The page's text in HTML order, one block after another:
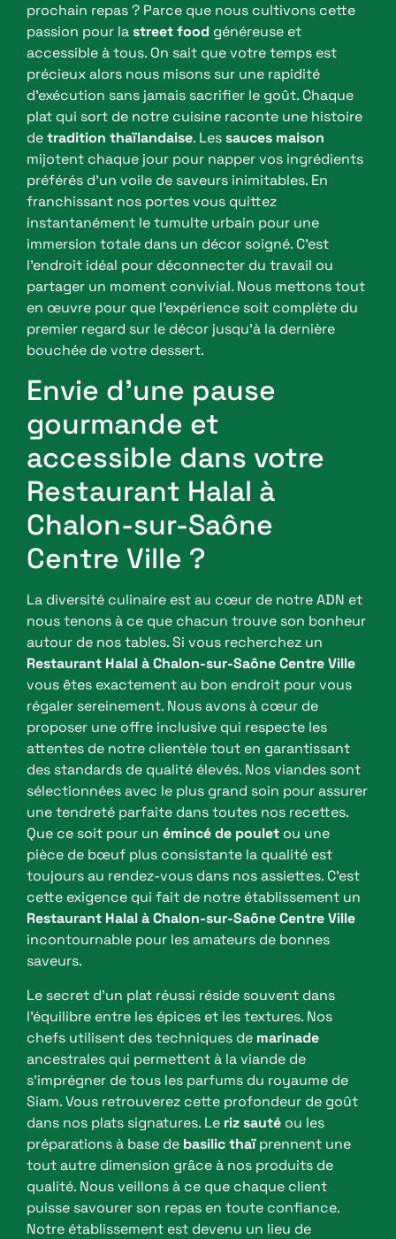
prochain repas ? Parce que nous cultivons cette
passion pour lastreet food généreuse et
accessible à tous. On sait que votre temps est
précieux alors nous misons sur une rapidité
d’exécution sans jamais sacrifier le goût. Chaque
plat qui sort de notre cuisine raconte une histoire
detradition thaïlandaise. Lessauces maison
mijotent chaque jour pour napper vos ingrédients
préférés d’un voile de saveurs inimitables. En
franchissant nos portes vous quittez
instantanément le tumulte urbain pour une
immersion totale dans un décor soigné. C’est
l’endroit idéal pour déconnecter du travail ou
partager un moment convivial. Nous mettons tout
en œuvre pour que l’expérience soit complète du
premier regard sur le décor jusqu’à la dernière
bouchée de votre dessert.
Envie d’une pause
gourmande et
accessible dans votre
Restaurant Halal à
Chalon-sur-Saône
Centre Ville ?
La diversité culinaire est au cœur de notre ADN et
nous tenons à ce que chacun trouve son bonheur
autour de nos tables. Si vous recherchez un
Restaurant Halal à Chalon-sur-Saône Centre Ville
vous êtes exactement au bon endroit pour vous
régaler sereinement. Nous avons à cœur de
proposer une offre inclusive qui respecte les
attentes de notre clientèle tout en garantissant
des standards de qualité élevés. Nos viandes sont
sélectionnées avec le plus grand soin pour assurer
une tendreté parfaite dans toutes nos recettes.
Que ce soit pour un émincé de poulet ou une
pièce de bœuf plus consistante la qualité est
toujours au rendez-vous dans nos assiettes. C’est
cette exigence qui fait de notre établissement un
Restaurant Halal à Chalon-sur-Saône Centre Ville
incontournable pour les amateurs de bonnes
saveurs.
Le secret d’un plat réussi réside souvent dans
l’équilibre entre les épices et les textures. Nos
chefs utilisent des techniques de marinade
ancestrales qui permettent à la viande de
s’imprégner de tous les parfums du royaume de
Siam. Vous retrouverez cette profondeur de goût
dans nos plats signatures. Le riz sauté ou les
préparations à base de basilic thaïprennent une
tout autre dimension grâce à nos produits de
qualité. Nous veillons à ce que chaque client
puisse savourer son repas en toute confiance.
Notre établissement est devenu un lieu de